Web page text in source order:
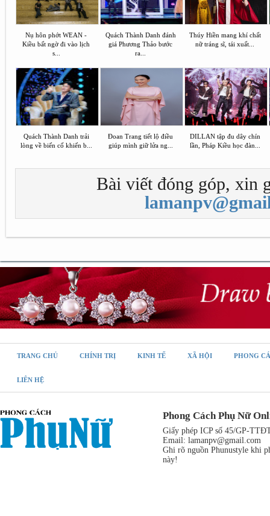
Nụ hôn phớt WEAN -
Kiều bất ngờ đi vào lịch
s...
Quách Thành Danh đánh
giá Phương Thảo bước
ra...
Thúy Hiền mang khí chất
nữ tráng sĩ, tái xuất...
Quách Thành Danh trải
lòng về biến cố khiến b...
Đoan Trang tiết lộ điều
giúp mình giữ lửa ng...
DILLAN tập đu dây chín
lần, Pháp Kiều học đàn...
Bài viết đóng góp, xin
TRANG CHỦ CHÍNH TRỊ KINH TẾ XÃ HỘI PHONG
LIÊN HỆ
Phong Cách Phụ Nữ
Giấy phép ICP số 45/GP-
Email: lamanpv@gmail.com
Ghi rõ nguồn Phunustyle khi
này!